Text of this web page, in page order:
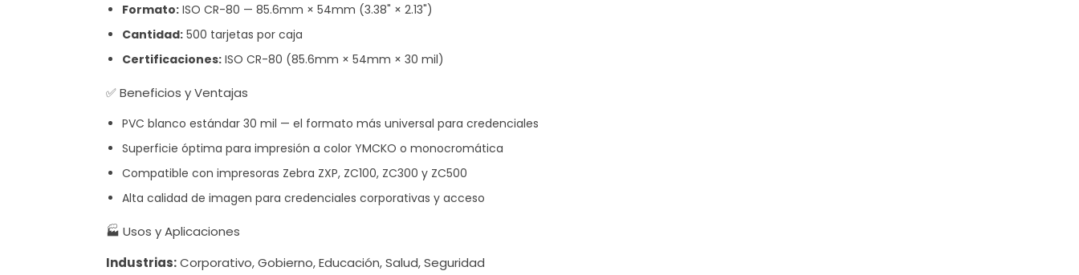
Formato: ISO CR-80 — 85.6mm × 54mm (3.38" × 2.13")
Cantidad: 500 tarjetas por caja
Certificaciones: ISO CR-80 (85.6mm × 54mm × 30 mil)
✅ Beneficios y Ventajas
PVC blanco estándar 30 mil — el formato más universal para credenciales
Superficie óptima para impresión a color YMCKO o monocromática
Compatible con impresoras Zebra ZXP, ZC100, ZC300 y ZC500
Alta calidad de imagen para credenciales corporativas y acceso
🏭 Usos y Aplicaciones
Industrias:Corporativo, Gobierno, Educación, Salud, Seguridad